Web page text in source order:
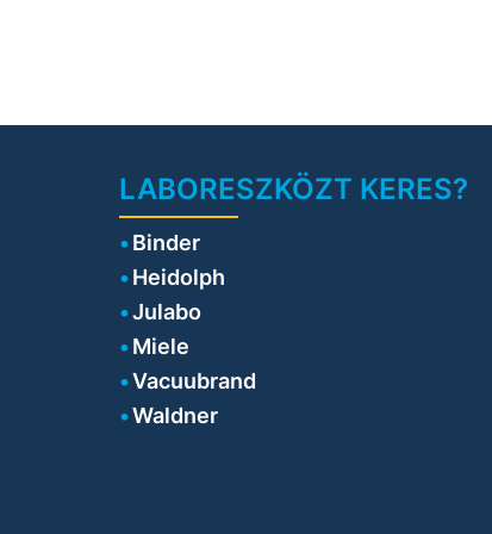
LABORESZKÖZT KERES?
Binder
Heidolph
Julabo
Miele
Vacuubrand
Waldner